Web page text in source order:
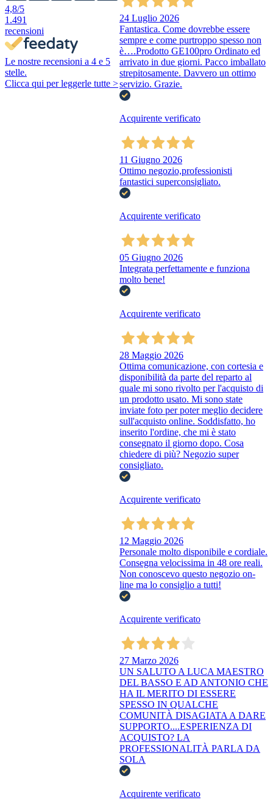
4,8/5
1.491
recensioni
Le nostre recensioni a 4 e 5
stelle.
Clicca qui per leggerle tutte >
24 Luglio 2026
Fantastica. Come dovrebbe essere
sempre e come purtroppo spesso non
è….Prodotto GE100pro Ordinato ed
arrivato in due giorni. Pacco imballato
strepitosamente. Davvero un ottimo
servizio. Grazie.
Acquirente verificato
11 Giugno 2026
Ottimo negozio,professionisti
fantastici superconsigliato.
Acquirente verificato
05 Giugno 2026
Integrata perfettamente e funziona
molto bene!
Acquirente verificato
28 Maggio 2026
Ottima comunicazione, con cortesia e
disponibilità da parte del reparto al
quale mi sono rivolto per l'acquisto di
un prodotto usato. Mi sono state
inviate foto per poter meglio decidere
sull'acquisto online. Soddisfatto, ho
inserito l'ordine, che mi è stato
consegnato il giorno dopo. Cosa
chiedere di più? Negozio super
consigliato.
Acquirente verificato
12 Maggio 2026
Personale molto disponibile e cordiale.
Consegna velocissima in 48 ore reali.
Non conoscevo questo negozio on-
line ma lo consiglio a tutti!
Acquirente verificato
27 Marzo 2026
UN SALUTO A LUCA MAESTRO
DEL BASSO E AD ANTONIO CHE
HA IL MERITO DI ESSERE
SPESSO IN QUALCHE
COMUNITÀ DISAGIATA A DARE
SUPPORTO....ESPERIENZA DI
ACQUISTO? LA
PROFESSIONALITÀ PARLA DA
SOLA
Acquirente verificato